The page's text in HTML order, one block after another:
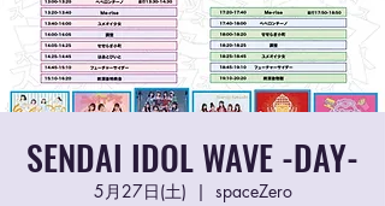
SENDAI IDOL WAVE -DAY-
5月27日(土)
  |
spaceZero